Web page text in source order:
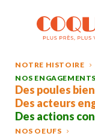
NOTRE HISTOIRE
NOS
Des poules
Des acteurs
Des actions
NOS OEUFS